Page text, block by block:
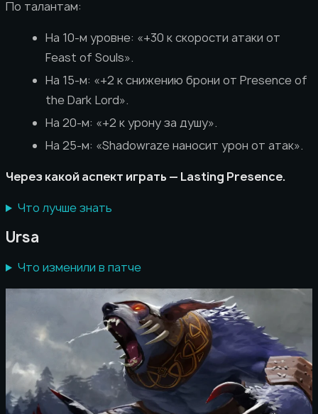
По талантам:
На 10-м уровне: «+30 к скорости атаки от
Feast of Souls».
На 15-м: «+2 к снижению брони от Presence of
the Dark Lord».
На 20-м: «+2 к урону за душу».
На 25-м: «Shadowraze наносит урон от атак».
Через какой аспект играть — Lasting Presence.
Что лучше знать
Ursa
Что изменили в патче